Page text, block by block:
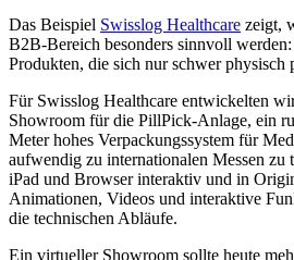
Das Beispiel Swisslog Healthcare zeigt,
B2B-Bereich besonders sinnvoll
Produkten, die sich nur schwer physisch
Für Swisslog Healthcare entwickelten
Showroom für die PillPick-Anlage, ein
Meter hohes Verpackungssystem für
aufwendig zu internationalen Messen zu
iPad und Browser interaktiv und in
Animationen, Videos und interaktive
die technischen Abläufe.
Ein virtueller Showroom sollte heute